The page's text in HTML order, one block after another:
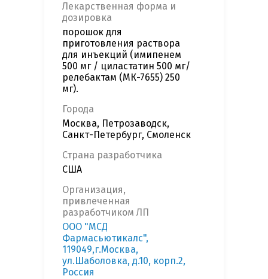
Лекарственная форма и
дозировка
порошок для
приготовления раствора
для инъекций (имипенем
500 мг / циластатин 500 мг/
релебактам (МК-7655) 250
мг).
Города
Москва, Петрозаводск,
Санкт-Петербург, Смоленск
Страна разработчика
США
Организация,
привлеченная
разработчиком ЛП
ООО "МСД
Фармасьютикалс",
119049,г.Москва,
ул.Шаболовка, д.10, корп.2,
Россия